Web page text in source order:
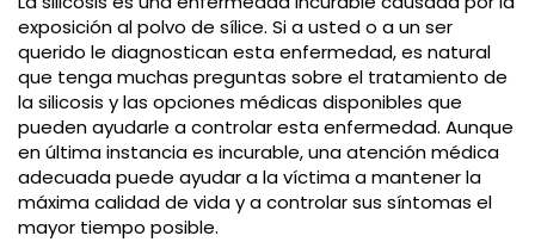
exposición al polvo de sílice. Si a usted o a un ser
querido le diagnostican esta enfermedad, es natural
que tenga muchas preguntas sobre el tratamiento de
la silicosis y las opciones médicas disponibles que
pueden ayudarle a controlar esta enfermedad. Aunque
en última instancia es incurable, una atención médica
adecuada puede ayudar a la víctima a mantener la
máxima calidad de vida y a controlar sus síntomas el
mayor tiempo posible.